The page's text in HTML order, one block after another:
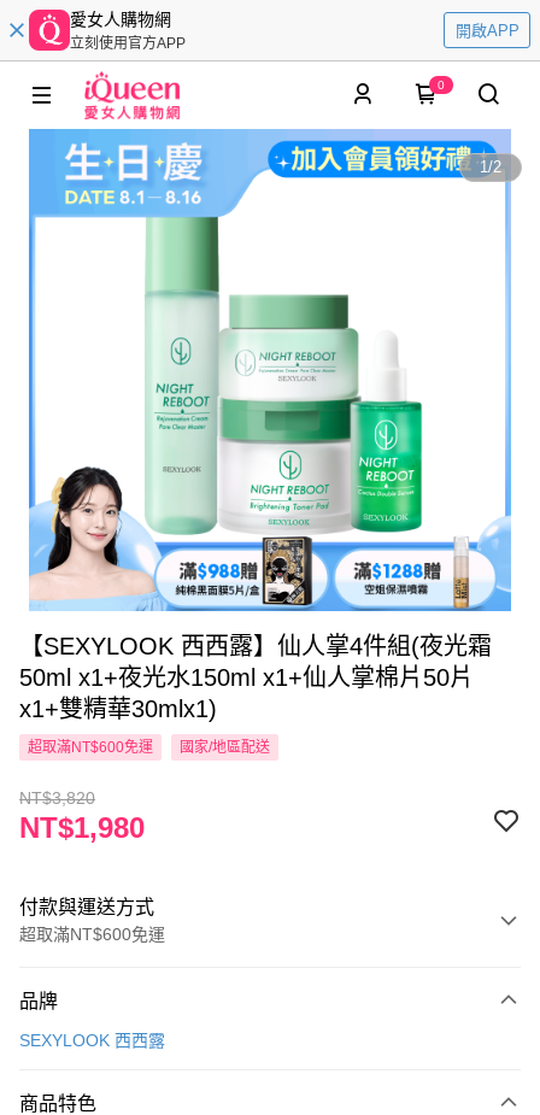
愛女人購物網
立刻使用官方APP
開啟APP
0
1/2
【SEXYLOOK 西西露】仙人掌4件組(夜光霜
50ml x1+夜光水150ml x1+仙人掌棉片50片
x1+雙精華30mlx1)
超取滿NT$600免運 國家/地區配送
NT$3,820
NT$1,980
付款與運送方式
超取滿NT$600免運
信用卡一次付款
LINE Pay
品牌
SEXYLOOK 西西露
商品特色